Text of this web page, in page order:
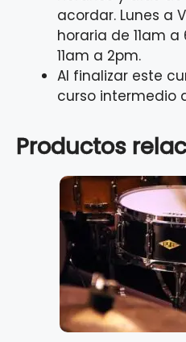
acordar. Lunes a
horaria de 11am
11am a 2pm.
Al finalizar este
curso intermedio
Productos